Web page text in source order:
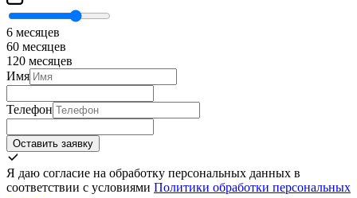
6 месяцев
60 месяцев
120 месяцев
Имя
Телефон
Оставить заявку
Я даю согласие на обработку персональных данных в
соответствии с условиями Политики обработки персональных